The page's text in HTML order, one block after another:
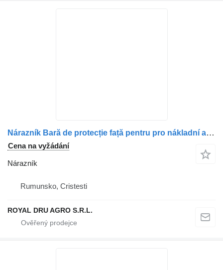
Nárazník Bară de protecție față pentru pro nákladní auta Volvo 20713554
Cena na vyžádání
Nárazník
Rumunsko, Cristesti
ROYAL DRU AGRO S.R.L.